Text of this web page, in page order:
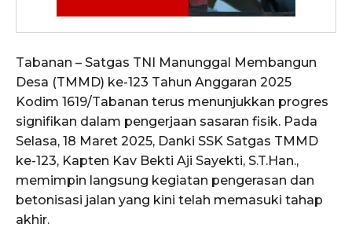
Tabanan – Satgas TNI Manunggal Membangun
Desa (TMMD) ke-123 Tahun Anggaran 2025
Kodim 1619/Tabanan terus menunjukkan progres
signifikan dalam pengerjaan sasaran fisik. Pada
Selasa, 18 Maret 2025, Danki SSK Satgas TMMD
ke-123, Kapten Kav Bekti Aji Sayekti, S.T.Han.,
memimpin langsung kegiatan pengerasan dan
betonisasi jalan yang kini telah memasuki tahap
akhir.